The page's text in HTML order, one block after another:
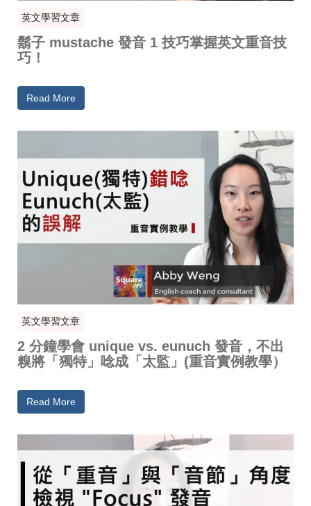
英文學習文章
鬍子 mustache 發音 1 技巧掌握英文重音技
巧！
Read More
英文學習文章
2 分鐘學會 unique vs. eunuch 發音，不出
糗將「獨特」唸成「太監」(重音實例教學）
Read More